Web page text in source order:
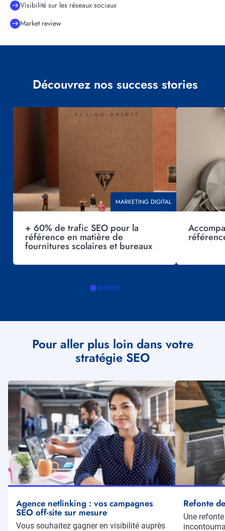
Visibilité sur les réseaux sociaux
Market review
Découvrez nos success stories
Visuel
THÉMATIQUE
MARKETING DIGITAL
+ 60% de trafic SEO pour la
référence en matière de
fournitures scolaires et bureaux
Visuel
Pour aller plus loin dans votre
stratégie SEO
Illustration
vignette
Agence netlinking : vos campagnes
SEO off-site sur mesure
Résumé
Vous souhaitez gagner en visibilité auprès
Illustration
vignette
Refonte
Résumé
Une